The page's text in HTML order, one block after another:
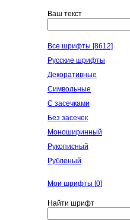
Ваш текст
Все шрифты [8612]
Русские шрифты
Декоративные
Символьные
С засечками
Без засечек
Моноширинный
Рукописный
Рубленый
Мои шрифты [0]
Найти шрифт